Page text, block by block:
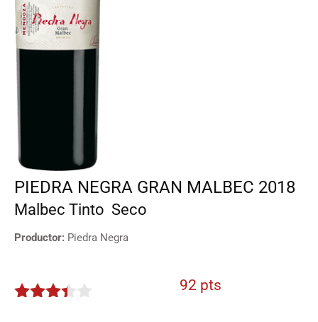
PIEDRA NEGRA GRAN MALBEC 2018
Malbec Tinto Seco
Productor: Piedra Negra
92 pts